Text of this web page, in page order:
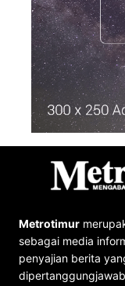
Metrotimur
sebagai media
penyajian berita